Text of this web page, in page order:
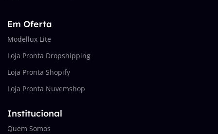
Em Oferta
Modellux Lite
Loja Pronta Dropshipping
Loja Pronta Shopify
Loja Pronta Nuvemshop
Institucional
Quem Somos